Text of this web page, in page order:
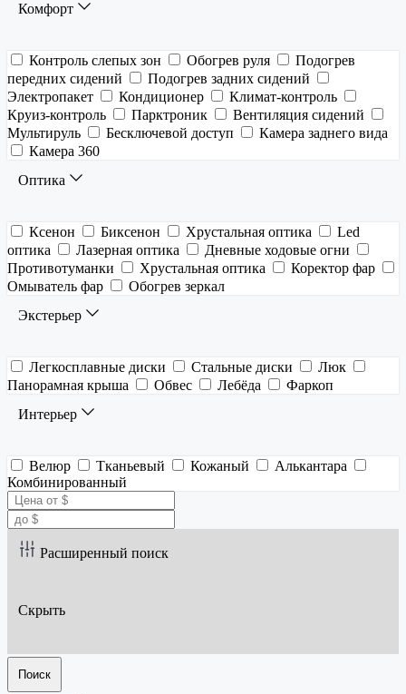
Комфорт
Контроль слепых зон Обогрев руля
Подогрев
передних сидений
Подогрев задних сидений
Электропакет
Кондиционер
Климат-контроль
Круиз-контроль
Парктроник
Вентиляция сидений
Мультируль
Бесключевой доступ
Камера заднего вида
Камера 360
Оптика
Ксенон Биксенон Хрустальная оптика
Led
оптика
Лазерная оптика
Дневные ходовые огни
Противотуманки
Хрустальная оптика
Коректор фар
Омыватель фар
Обогрев зеркал
Экстерьер
Легкосплавные диски Стальные диски
Люк
Панорамная крыша
Обвес Лебёда
Фаркоп
Интерьер
Велюр Тканьевый Кожаный
Алькантара
Комбинированный
Расширенный поиск
Скрыть
Поиск